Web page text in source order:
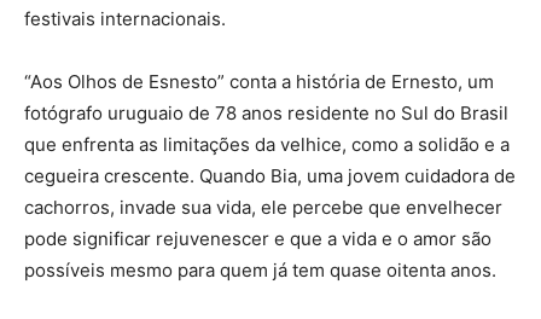
festivais internacionais.
“Aos Olhos de Esnesto” conta a história de Ernesto, um
fotógrafo uruguaio de 78 anos residente no Sul do Brasil
que enfrenta as limitações da velhice, como a solidão e a
cegueira crescente. Quando Bia, uma jovem cuidadora de
cachorros, invade sua vida, ele percebe que envelhecer
pode significar rejuvenescer e que a vida e o amor são
possíveis mesmo para quem já tem quase oitenta anos.